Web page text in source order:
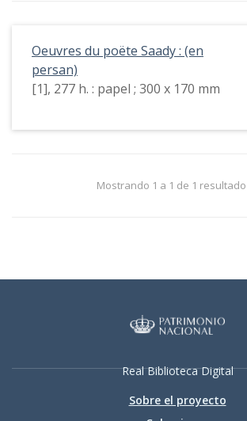
Oeuvres du poëte Saady : (en
persan)
[1], 277 h. : papel ; 300 x 170 mm
Mostrando 1 a 1 de 1 resultado
Real Biblioteca Digital
Sobre el proyecto